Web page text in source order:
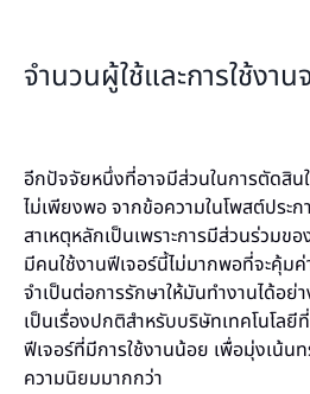
จำนวนผู้ใช้และการใช้งาน
อีกปัจจัยหนึ่งที่อาจมีส่วนในการตัดสิน
ไม่เพียงพอ จากข้อความในโพสต์ประก
สาเหตุหลักเป็นเพราะการมีส่วนร่วมขอ
มีคนใช้งานฟีเจอร์นี้ไม่มากพอที่จะคุ้ม
จำเป็นต่อการรักษาให้มันทำงานได้อย่
เป็นเรื่องปกติสำหรับบริษัทเทคโนโล
ฟีเจอร์ที่มีการใช้งานน้อย เพื่อมุ่งเน้น
ความนิยมมากกว่า